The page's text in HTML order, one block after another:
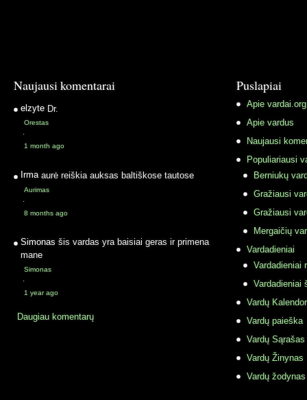
Naujausi komentarai
elzyte Dr.
Orestas
·
1 month ago
Irma aurė reiškia auksas baltiškose tautose
Aurimas
·
8 months ago
Simonas šis vardas yra baisiai geras ir primena
mane
Simonas
·
1 year ago
Daugiau komentarų
Puslapiai
Apie vardai.org
Apie vardus
Naujausi
Populiariausi
Berniukų
Gražiausi
Gražiausi
Mergaičių
Vardadieniai
Vardadieniai
Vardadieniai
Vardų
Vardų paieška
Vardų Sąrašas
Vardų Žinynas
Vardų